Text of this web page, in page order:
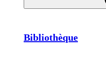
Bibliothèque